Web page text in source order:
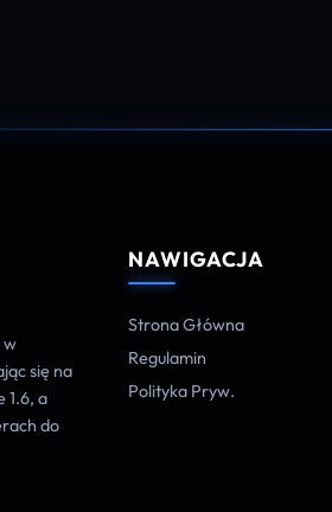
w
się na
1.6, a
do
NAWIGACJA
Strona Główna
Regulamin
Polityka Pryw.